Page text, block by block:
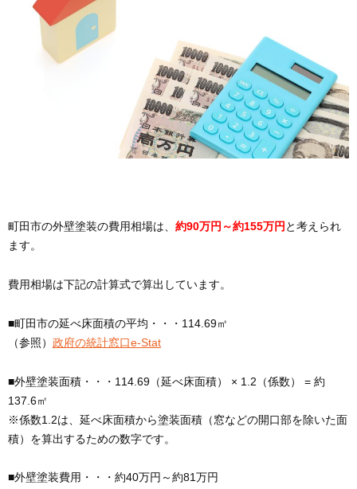
町田市の外壁塗装の費用相場は、 約90万円～約155万円 と考えられ
ます。
費用相場は下記の計算式で算出しています。
■️町田市の延べ床面積の平均・・・114.69㎡
（参照） 政府の統計窓口e-Stat
■外壁塗装面積・・・114.69（延べ床面積） × 1.2（係数） = 約
137.6㎡
※係数1.2は、延べ床面積から塗装面積（窓などの開口部を除いた面
積）を算出するための数字です。
■外壁塗装費用・・・約40万円～約81万円